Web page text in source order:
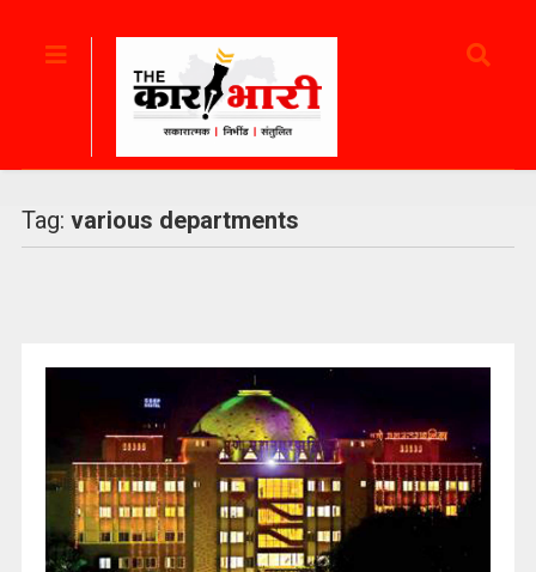
Tag: various departments